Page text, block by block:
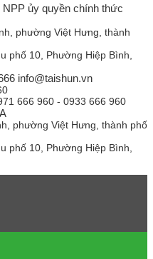
ủy quyền chính thức
phường Việt Hưng, thành
phố 10, Phường Hiệp Bình,
info@taishun.vn
666 960 - 0933 666 960
phường Việt Hưng, thành phố
phố 10, Phường Hiệp Bình,